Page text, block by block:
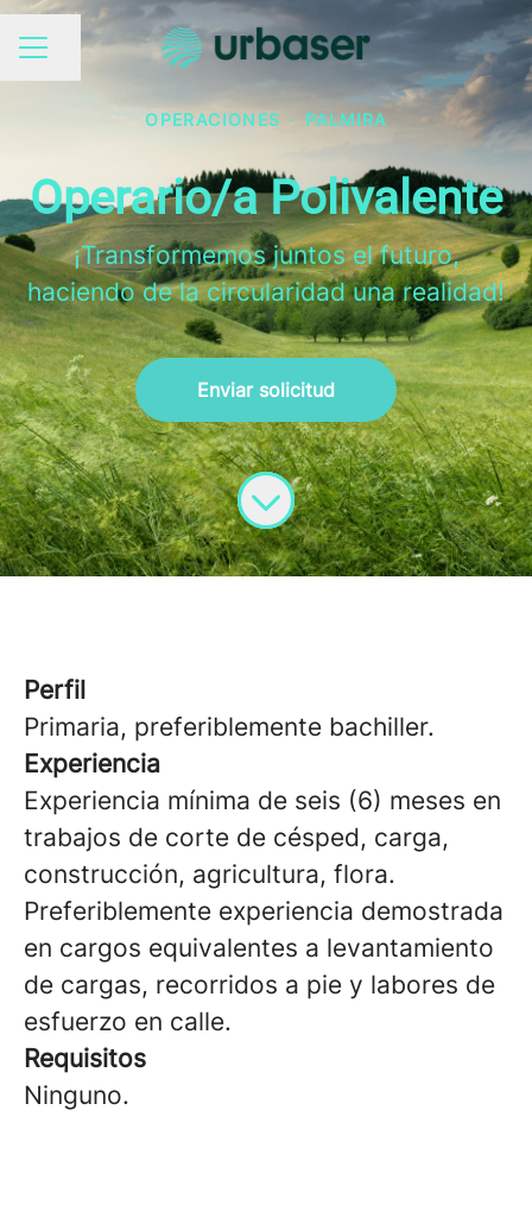
MENÚ DE EMPLEO
Compartir página
OPERACIONES · PALMIRA
Operario/a Polivalente
¡Transformemos juntos el futuro,
haciendo de la circularidad una realidad!
Enviar solicitud
Perfil
Primaria, preferiblemente bachiller.
Experiencia
Experiencia mínima de seis (6) meses en
trabajos de corte de césped, carga,
construcción, agricultura, flora.
Preferiblemente experiencia demostrada
en cargos equivalentes a levantamiento
de cargas, recorridos a pie y labores de
esfuerzo en calle.
Requisitos
Ninguno.